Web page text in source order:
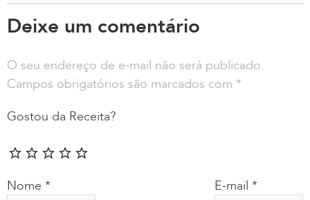
Deixe um comentário
O seu endereço de e-mail não será publicado.
Campos obrigatórios são marcados com *
Gostou da Receita?
Nome * E-mail *